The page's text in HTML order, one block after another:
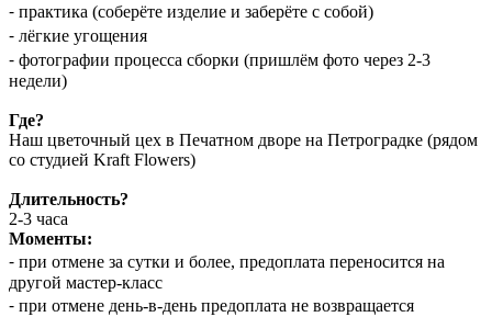
⁃ практика (соберёте изделие и заберёте с собой)
⁃ лёгкие угощения
⁃ фотографии процесса сборки (пришлём фото через 2-3
недели)
Где?
Наш цветочный цех в Печатном дворе на Петроградке (рядом
со студией Kraft Flowers)
Длительность?
2-3 часа
Моменты:
⁃ при отмене за сутки и более, предоплата переносится на
другой мастер-класс
⁃ при отмене день-в-день предоплата не возвращается